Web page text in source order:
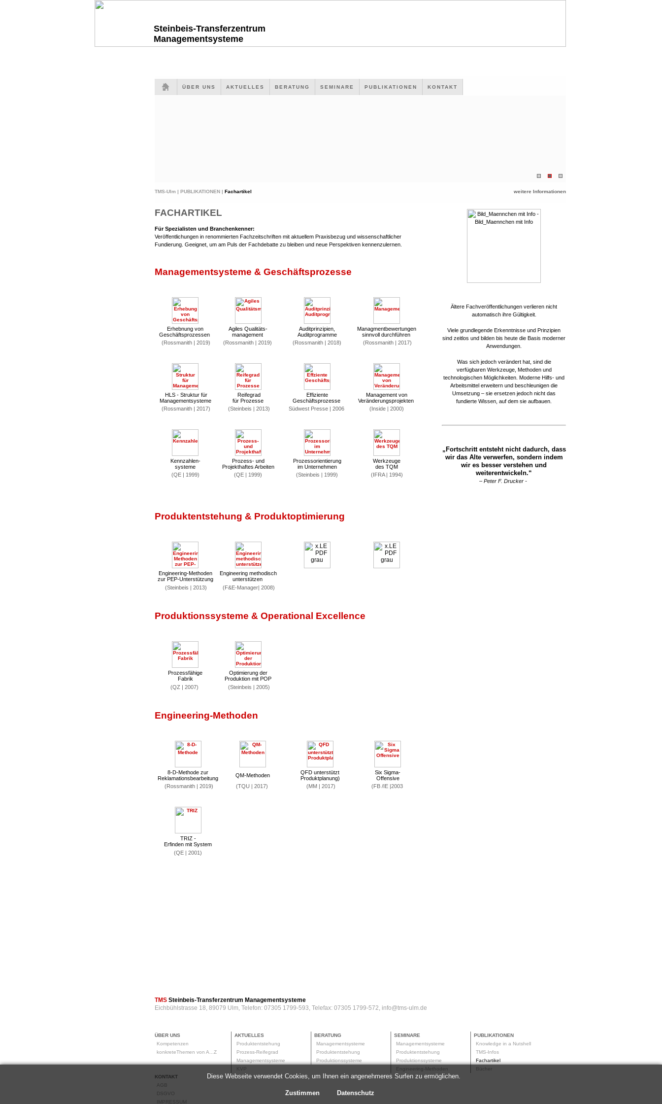
Steinbeis-Transferzentrum
Managementsysteme
ÜBER UNS AKTUELLES BERATUNG SEMINARE PUBLIKATIONEN KONTAKT
TMS-Ulm | PUBLIKATIONEN | Fachartikel weitere Informationen
FACHARTIKEL
Für Spezialisten und Branchenkenner:
Veröffentlichungen in renommierten Fachzeitschriften mit aktuellem Praxisbezug und wissenschaftlicher
Fundierung. Geeignet, um am Puls der Fachdebatte zu bleiben und neue Perspektiven kennenzulernen.
Managementsysteme & Geschäftsprozesse
Erhebnung von
Geschäftsprozessen
Agiles Qualitäts-
management
Auditprinzipien,
Auditprogramme
Managmentbewertungen
sinnvoll durchführen
(Rossmanith | 2019)
(Rossmanith | 2019) (Rossmanith | 2018) (Rossmanith | 2017)
HLS - Struktur für
Managementsysteme
Reifegrad
für Prozesse
Effiziente
Geschäftsprozesse
Management von
Veränderungsprojekten
(Rossmanith | 2017)
(Steinbeis | 2013) Südwest Presse | 2006 (Inside | 2000)
Kennzahlen-
systeme
Prozess- und
Projekthaftes Arbeiten
Prozessorientierung
im Unternehmen
Werkzeuge
des TQM
(QE | 1999)
(QE | 1999) (Steinbeis | 1999) (IFRA | 1994)
Produktentstehung & Produktoptimierung
Engineering-Methoden
zur PEP-Unterstützung
Engineering methodisch
unterstützen
(Steinbeis | 2013)
(F&E-Manager| 2008)
Produktionssysteme & Operational Excellence
Prozessfähige
Fabrik
Optimierung der
Produktion mit POP
(QZ | 2007)
(Steinbeis | 2005)
Engineering-Methoden
8-D-Methode zur
Reklamationsbearbeitung
QM-Methoden
QFD unterstützt
Produktplanung)
Six Sigma-
Offensive
(Rossmanith | 2019)
(TQU | 2017) (MM | 2017) (FB /IE |2003
TRIZ -
Erfinden mit System
(QE | 2001)
Ältere Fachveröffentlichungen verlieren nicht
automatisch ihre Gültigkeit.
Viele grundlegende Erkenntnisse und Prinzipien
sind zeitlos und bilden bis heute die Basis moderner
Anwendungen.
Was sich jedoch verändert hat, sind die
verfügbaren Werkzeuge, Methoden und
technologischen Möglichkeiten. Moderne Hilfs- und
Arbeitsmittel erweitern und beschleunigen die
Umsetzung – sie ersetzen jedoch nicht das
fundierte Wissen, auf dem sie aufbauen.
„Fortschritt entsteht nicht dadurch, dass
wir das Alte verwerfen, sondern indem
wir es besser verstehen und
weiterentwickeln.“
– Peter F. Drucker -
TMS Steinbeis-Transferzentrum Managementsysteme
Eichbühlstrasse 18, 89079 Ulm, Telefon: 07305 1799-593, Telefax: 07305 1799-572, info@tms-ulm.de
ÜBER UNS
Kompetenzen
konkreteThemen von A...Z
AKTUELLES
Produktentstehung
Prozess-Reifegrad
Managementsysteme
KVP
BERATUNG
Managementsysteme
Produktentstehung
Produktionssysteme
SEMINARE
Managementsysteme
Produktentstehung
Produktionssysteme
Engineering-Methoden
PUBLIKATIONEN
Knowledge in a Nutshell
TMS-Infos
Fachartikel
Bücher
KONTAKT
AGB
DSGVO
IMPRESSUM
Diese Webseite verwendet Cookies, um Ihnen ein angenehmeres Surfen zu ermöglichen.
Zustimmen Datenschutz